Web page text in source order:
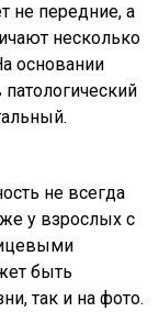
не передние, а
несколько
основании
не всегда
у взрослых с
быть
так и на фото.